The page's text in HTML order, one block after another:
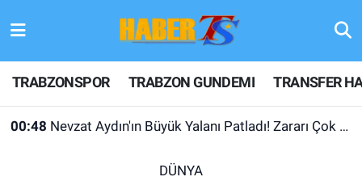
TRABZONSPOR TRABZON GUNDEMI TRANSFER
00:48 Nevzat Aydın'ın Büyük Yalanı Patladı! Zararı Çok Desteği Yok
DÜNYA
TRABZONSPOR
TRABZON GUNDEMI
Hava Durumu
Trafik Durumu